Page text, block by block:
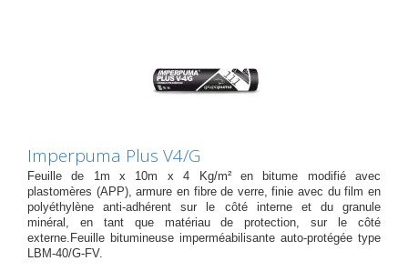
Imperpuma Plus V4/G
Feuille de 1m x 10m x 4 Kg/m² en bitume modifié avec
plastomères (APP), armure en fibre de verre, finie avec du film en
polyéthylène anti-adhérent sur le côté interne et du granule
minéral, en tant que matériau de protection, sur le côté
externe.Feuille bitumineuse imperméabilisante auto-protégée type
LBM-40/G-FV.